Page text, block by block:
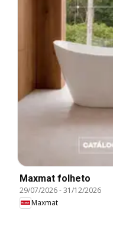
Maxmat folheto
29/07/2026-31/12/2026
Maxmat